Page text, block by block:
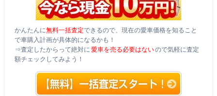
かんたんに無料一括査定できるので、現在の愛車価格を知ること
で車購入計画が具体的になるかも！
⇒査定したからって絶対に愛車を売る必要はないので気軽に査定
額チェックしてみよう！